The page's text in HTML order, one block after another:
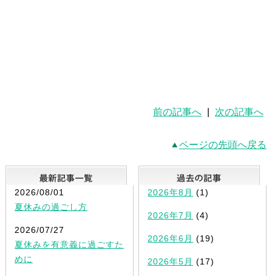
前の記事へ 次の記事へ
ページの先頭へ戻る
最新記事一覧
2026/08/01
夏休みの過ごし方
2026/07/27
夏休みを有意義に過ごすた
めに
2026年8月 (1)
2026年7月 (4)
2026年6月 (19)
2026年5月 (17)